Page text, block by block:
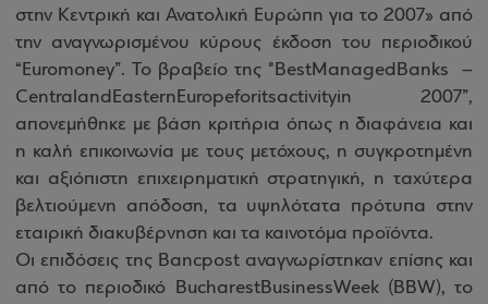
στην Κεντρική και Ανατολική Ευρώπη για το 2007» από
την αναγνωρισμένου κύρους έκδοση του περιοδικού
“Euromoney”. Το βραβείο της "BestManagedBanks
–
CentralandEasternEuropeforitsactivityin 2007”,
απονεμήθηκε με βάση κριτήρια όπως η διαφάνεια και
η καλή επικοινωνία με τους μετόχους, η συγκροτημένη
και αξιόπιστη επιχειρηματική στρατηγική, η ταχύτερα
βελτιούμενη απόδοση, τα υψηλότατα πρότυπα στην
εταιρική διακυβέρνηση και τα καινοτόμα προϊόντα.
Οι επιδόσεις της Bancpost αναγνωρίστηκαν επίσης και
από το περιοδικό BucharestBusinessWeek(ΒΒW), το